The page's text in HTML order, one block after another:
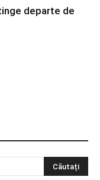
departe de